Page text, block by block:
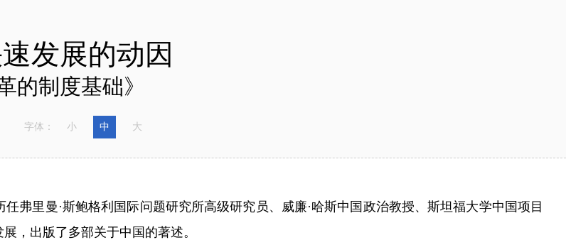
发展的动因
制度基础》
字体： 小 中 大
里曼·斯鲍格利国际问题研究所高级研究员、威廉·哈斯中国政治教授、斯坦福大学中国项目
，出版了多部关于中国的著述。